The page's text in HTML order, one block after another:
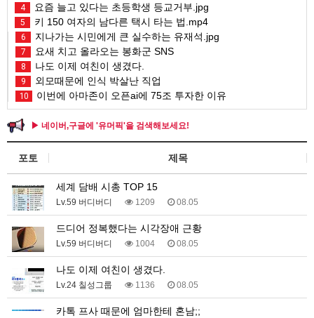
4 요즘 늘고 있다는 초등학생 등교거부.jpg
5 키 150 여자의 남다른 택시 타는 법.mp4
6 지나가는 시민에게 큰 실수하는 유재석.jpg
7 요새 치고 올라오는 봉화군 SNS
8 나도 이제 여친이 생겼다.
9 외모때문에 인식 박살난 직업
10 이번에 아마존이 오픈ai에 75조 투자한 이유
▶ 네이버,구글에 '유머픽'을 검색해보세요!
포토 제목
세계 담배 시총 TOP 15
Lv.59 버디버디 1209 08.05
드디어 정복했다는 시각장애 근황
Lv.59 버디버디 1004 08.05
나도 이제 여친이 생겼다.
Lv.24 칠성그룹 1136 08.05
카톡 프사 때문에 엄마한테 혼남;;